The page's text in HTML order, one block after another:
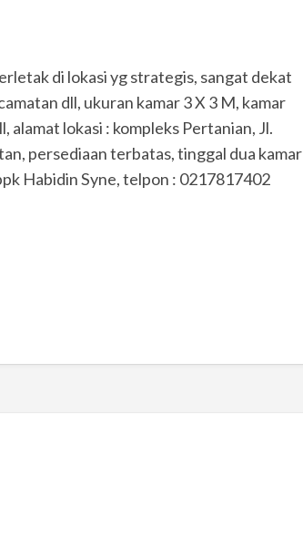
di lokasi yg strategis, sangat dekat
dll, ukuran kamar 3 X 3 M, kamar
alamat lokasi : kompleks Pertanian, Jl.
persediaan terbatas, tinggal dua kamar
Habidin Syne, telpon : 0217817402